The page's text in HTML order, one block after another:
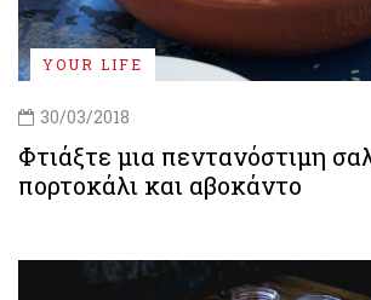
YOUR LIFE
30/03/2018
Φτιάξτε μια πεντανόστιμη
πορτοκάλι και αβοκάντο